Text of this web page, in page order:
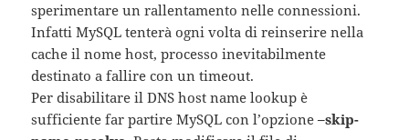
sperimentare un rallentamento nelle connessioni.
Infatti MySQL tenterà ogni volta di reinserire nella
cache il nome host, processo inevitabilmente
destinato a fallire con un timeout.
Per disabilitare il DNS host name lookup è
sufficiente far partire MySQL con l’opzione–skip-